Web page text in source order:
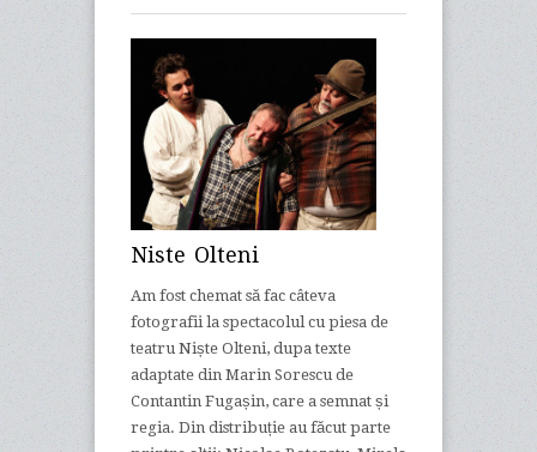
Niste Olteni
Am fost chemat să fac câteva
fotografii la spectacolul cu piesa de
teatru Niște Olteni, dupa texte
adaptate din Marin Sorescu de
Contantin Fugașin, care a semnat și
regia. Din distribuție au făcut parte